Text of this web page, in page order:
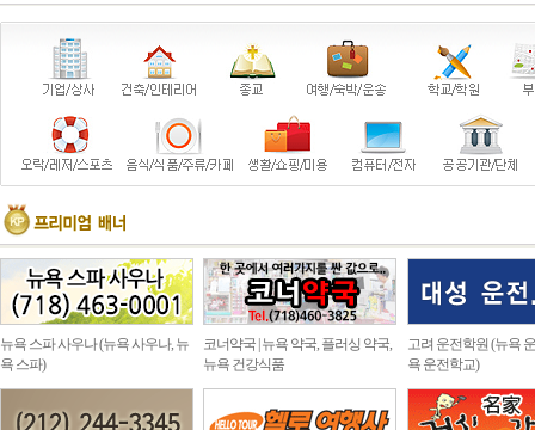
뉴욕 스파 사우나 (뉴욕 사우나, 뉴
욕 스파)
코너약국 | 뉴욕 약국, 플러싱 약국,
뉴욕 건강식품
고려 운전학원 (뉴욕
욕 운전학교)